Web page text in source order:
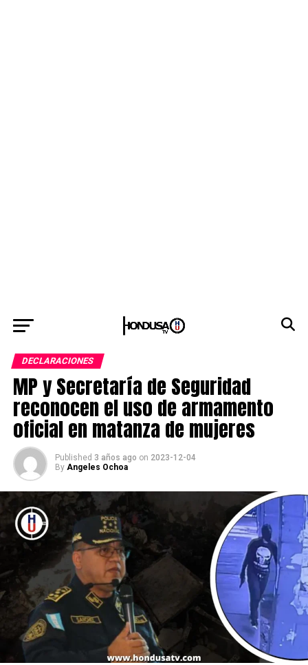
DECLARACIONES
MP y Secretaría de Seguridad
reconocen el uso de armamento
oficial en matanza de mujeres
Published 3 años ago on 2023-12-04
By Angeles Ochoa